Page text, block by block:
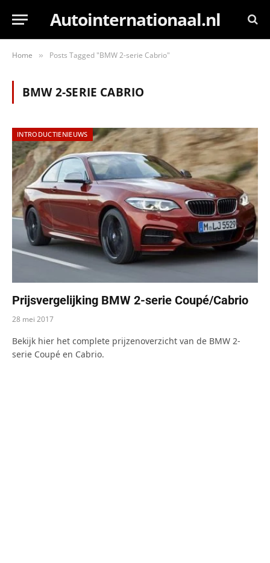
Autointernationaal.nl
Home » Posts Tagged "BMW 2-serie Cabrio"
BMW 2-SERIE CABRIO
INTRODUCTIENIEUWS
Prijsvergelijking BMW 2-serie Coupé/Cabrio
28 mei 2017
Bekijk hier het complete prijzenoverzicht van de BMW 2-
serie Coupé en Cabrio.